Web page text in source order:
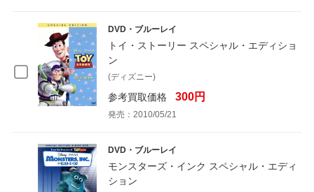
DVD・ブルーレイ
トイ・ストーリー スペシャル・エディショ
ン
(ディズニー)
参考買取価格 300円
発売：2010/05/21
DVD・ブルーレイ
モンスターズ・インク スペシャル・エディ
ション